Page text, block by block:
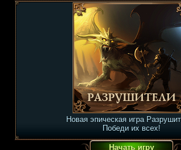
Новая эпическая игра
Победи их всех!